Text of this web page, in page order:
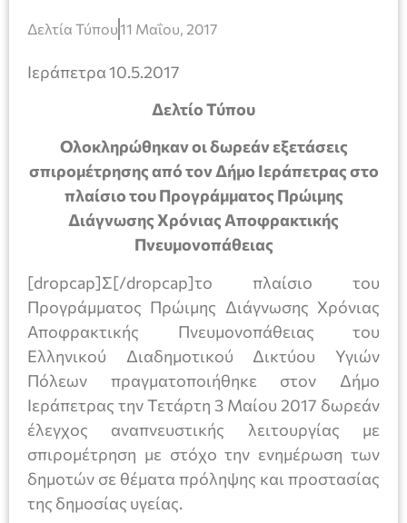
Δελτία Τύπου11 Μαΐου, 2017
Ιεράπετρα 10.5.2017
Δελτίο Τύπου
Ολοκληρώθηκαν οι δωρεάν εξετάσεις
σπιρομέτρησης από τον Δήμο Ιεράπετρας στο
πλαίσιο του Προγράμματος Πρώιμης
Διάγνωσης Χρόνιας Αποφρακτικής
Πνευμονοπάθειας
[dropcap]Σ[/dropcap]το πλαίσιο του
Προγράμματος Πρώιμης Διάγνωσης Χρόνιας
Αποφρακτικής Πνευμονοπάθειας του
Ελληνικού Διαδημοτικού Δικτύου Υγιών
Πόλεων πραγματοποιήθηκε στον Δήμο
Ιεράπετρας την Τετάρτη 3 Μαίου 2017 δωρεάν
έλεγχος αναπνευστικής λειτουργίας με
σπιρομέτρηση με στόχο την ενημέρωση των
δημοτών σε θέματα πρόληψης και προστασίας
της δημοσίας υγείας.